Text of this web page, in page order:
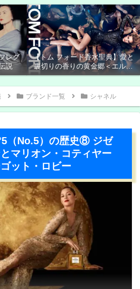
の香
【ル ラボ香水聖典】21世紀最大
の香水革命を起こした二人の男
たち
レグ
説
【トム フォード香水聖典】愛と
裏切りの香りの黄金郷＜エルド
ラド＞
ブランド一覧 シャネル
（No.5）の歴史⑧ ジゼ
マリオン・コティヤー
ット・ロビー